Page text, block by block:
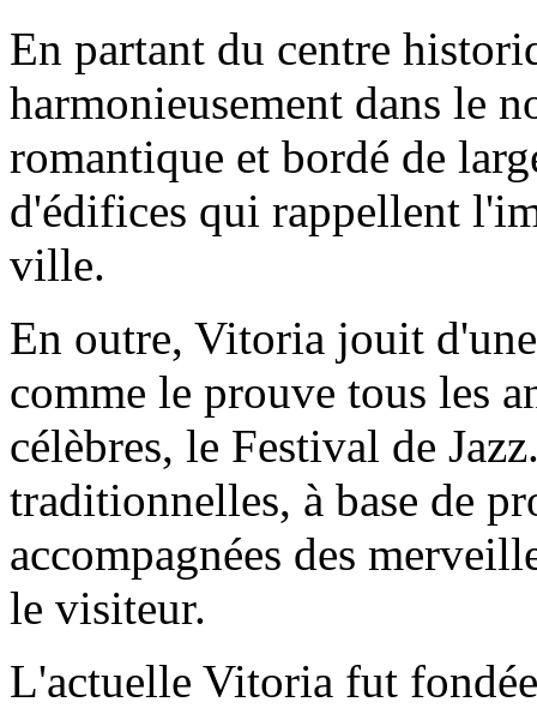
En partant du centre
harmonieusement dans le
romantique et bordé de
d'édifices qui rappellent
ville.
En outre, Vitoria jouit
comme le prouve tous les
célèbres, le Festival de
traditionnelles, à base de
accompagnées des
le visiteur.
L'actuelle Vitoria fut